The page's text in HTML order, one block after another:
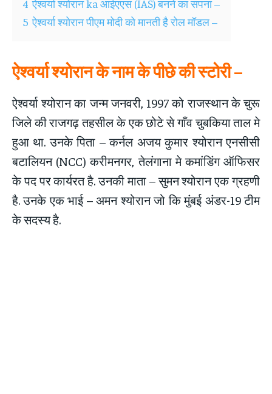
4 ऐश्वर्या श्योरान ka आईएएस (IAS) बनने का सपना –
5 ऐश्वर्या श्योरान पीएम मोदी को मानती है रोल मॉडल –
ऐश्वर्या श्योरान के नाम के पीछे की स्टोरी –
ऐश्वर्या श्योरान का जन्म जनवरी, 1997 को राजस्थान के चुरू
जिले की राजगढ़ तहसील के एक छोटे से गाँव चुबकिया ताल मे
हुआ था. उनके पिता – कर्नल अजय कुमार श्योरान एनसीसी
बटालियन (NCC) करीमनगर, तेलंगाना मे कमांडिंग ऑफिसर
के पद पर कार्यरत है. उनकी माता – सुमन श्योरान एक ग्रहणी
है. उनके एक भाई – अमन श्योरान जो कि मुंबई अंडर-19 टीम
के सदस्य है.